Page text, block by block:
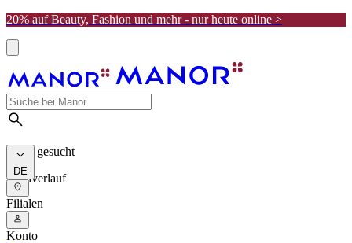
20% auf Beauty, Fashion und mehr - nur heute online >
Meist gesucht
Suchverlauf
DE
Filialen
Konto